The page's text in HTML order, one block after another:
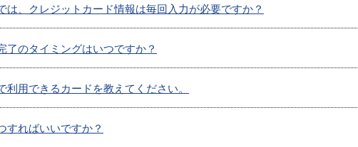
は、クレジットカード情報は毎回入力が必要ですか？
了のタイミングはいつですか？
用できるカードを教えてください。
すればいいですか？